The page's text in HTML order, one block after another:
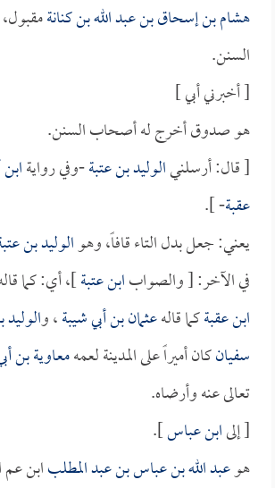
هشام بن إسحاق بن عبد الله بن كنانة
السنن.
[ أخبرني أبي ]
هو صدوق أخرج له أصحاب السنن.
[ قال: أرسلنيالوليد بن عتبة-وفي رواية
عقبة- ].
يعني: جعل بدل التاء قافاً، وهوالوليد بن
في الآخر: [ والصوابابن عتبة]، أي: كما
ابن عقبةكما قالهعثمان بن أبي شيبة، و
سفيانكان أميراً على المدينة لعمهمعاوية بن
تعالى عنه وأرضاه.
[ إلىابن عباس].
هوعبد الله بن عباس بن عبد المطلبابن عم